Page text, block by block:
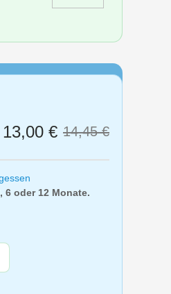
Wert ein
13,00 € 14,45 €
6 oder 12 Monate.